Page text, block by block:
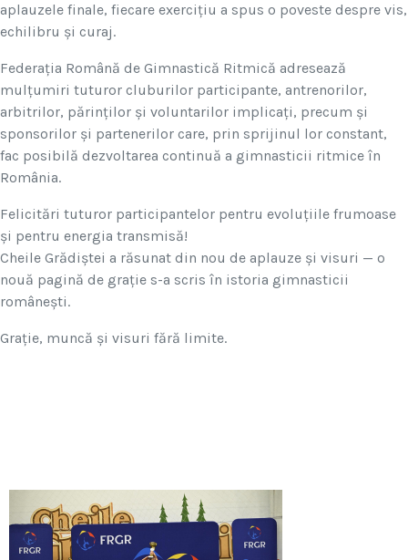
aplauzele finale, fiecare exercițiu a spus o poveste despre vis,
echilibru și curaj.
Federația Română de Gimnastică Ritmică adresează
mulțumiri tuturor cluburilor participante, antrenorilor,
arbitrilor, părinților și voluntarilor implicați, precum și
sponsorilor și partenerilor care, prin sprijinul lor constant,
fac posibilă dezvoltarea continuă a gimnasticii ritmice în
România.
Felicitări tuturor participantelor pentru evoluțiile frumoase
și pentru energia transmisă!
Cheile Grădiștei a răsunat din nou de aplauze și visuri — o
nouă pagină de grație s-a scris în istoria gimnasticii
românești.
Grație, muncă și visuri fără limite.